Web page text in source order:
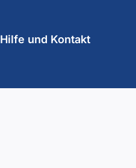
Hilfe und Kontakt